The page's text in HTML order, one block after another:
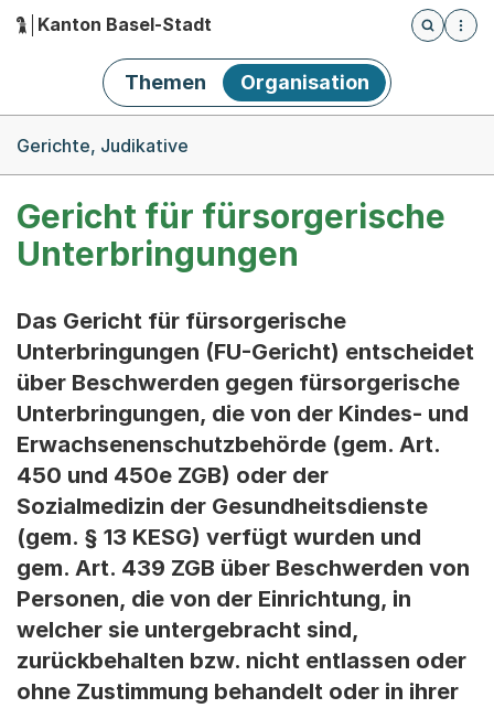
Hauptnavigation
Kanton Basel-Stadt
Öffnet
Themen Organisation
Gerichte, Judikative
Gericht für fürsorgerische
Unterbringungen
Das Gericht für fürsorgerische
Unterbringungen (FU-Gericht) entscheidet
über Beschwerden gegen fürsorgerische
Unterbringungen, die von der Kindes- und
Erwachsenenschutzbehörde (gem. Art.
450 und 450e ZGB) oder der
Sozialmedizin der Gesundheitsdienste
(gem. § 13 KESG) verfügt wurden und
gem. Art. 439 ZGB über Beschwerden von
Personen, die von der Einrichtung, in
welcher sie untergebracht sind,
zurückbehalten bzw. nicht entlassen oder
ohne Zustimmung behandelt oder in ihrer